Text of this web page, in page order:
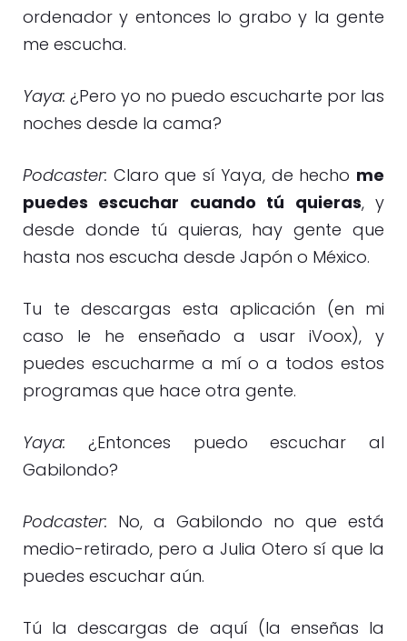
ordenador y entonces lo grabo y la gente
me escucha.
Yaya: ¿Pero yo no puedo escucharte por las
noches desde la cama?
Podcaster: Claro que sí Yaya, de hecho me
puedes escuchar cuando tú quieras, y
desde donde tú quieras, hay gente que
hasta nos escucha desde Japón o México.
Tu te descargas esta aplicación (en mi
caso le he enseñado a usar iVoox), y
puedes escucharme a mí o a todos estos
programas que hace otra gente.
Yaya: ¿Entonces puedo escuchar al
Gabilondo?
Podcaster: No, a Gabilondo no que está
medio-retirado, pero a Julia Otero sí que la
puedes escuchar aún.
Tú la descargas de aquí (la enseñas la